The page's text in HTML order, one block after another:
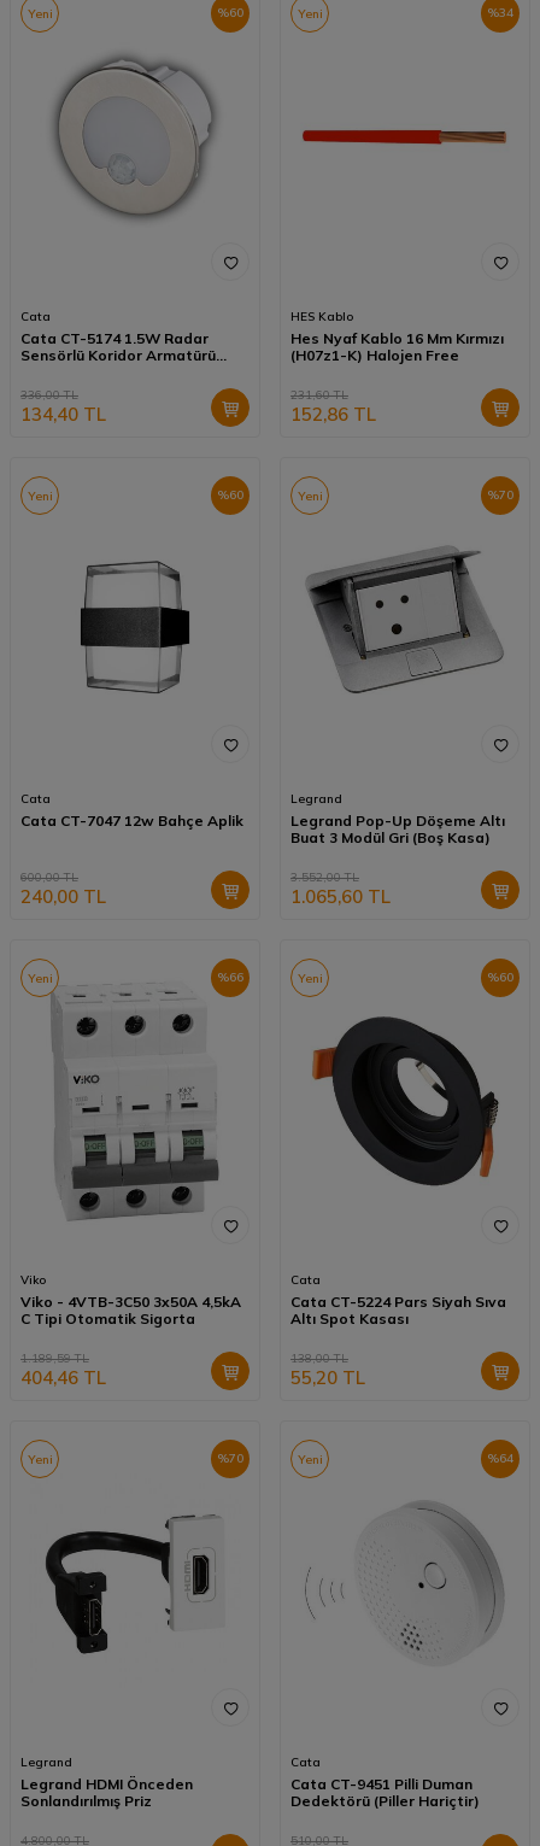
%60
Yeni
Cata
Cata CT-5174 1.5W Radar
Sensörlü Koridor Armatürü
336,00TL
134,40 TL
%34
Yeni
HES Kablo
Hes Nyaf Kablo 16 Mm Kırmızı
(H07z1-K) Halojen Free
231,60TL
152,86 TL
%60
Yeni
Cata
Cata CT-7047 12w Bahçe Aplik
600,00TL
240,00 TL
%70
Yeni
Legrand
Legrand Pop-Up Döşeme Altı
Buat 3 Modül Gri (Boş Kasa)
3.552,00TL
1.065,60 TL
%66
Yeni
Viko
Viko - 4VTB-3C50 3x50A 4,5kA
C Tipi Otomatik Sigorta
1.189,59TL
404,46 TL
%60
Yeni
Cata
Cata CT-5224 Pars Siyah Sıva
Altı Spot Kasası
138,00TL
55,20 TL
%70
Yeni
Legrand
Legrand HDMI Önceden
Sonlandırılmış Priz
4.800,00TL
%64
Yeni
Cata
Cata CT-9451 Pilli Duman
Dedektörü (Piller Hariçtir)
510,00TL